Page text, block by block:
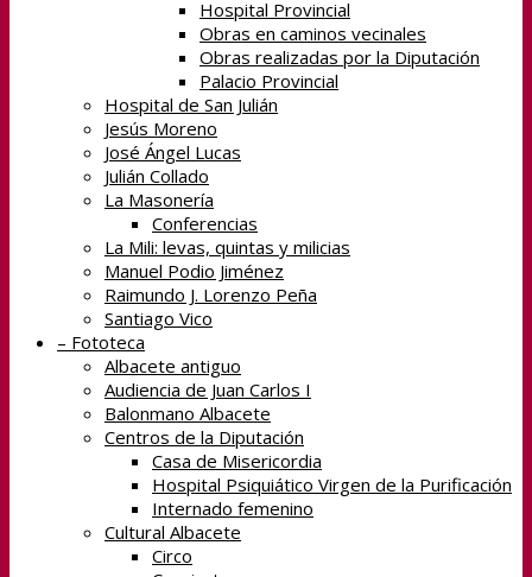
Hospital Provincial
Obras en caminos vecinales
Obras realizadas por la Diputación
Palacio Provincial
Hospital de San Julián
Jesús Moreno
José Ángel Lucas
Julián Collado
La Masonería
Conferencias
La Mili: levas, quintas y milicias
Manuel Podio Jiménez
Raimundo J. Lorenzo Peña
Santiago Vico
– Fototeca
Albacete antiguo
Audiencia de Juan Carlos I
Balonmano Albacete
Centros de la Diputación
Casa de Misericordia
Hospital Psiquiático Virgen de la Purificación
Internado femenino
Cultural Albacete
Circo